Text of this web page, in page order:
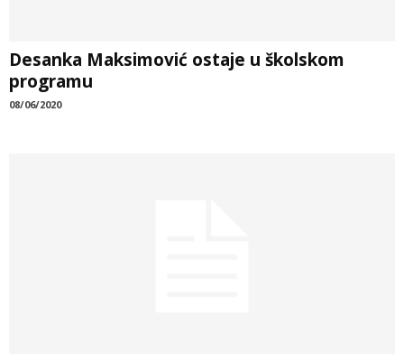
Desanka Maksimović ostaje u školskom
programu
08/06/2020